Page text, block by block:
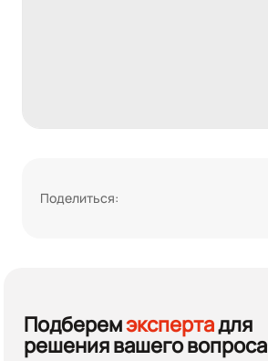
Поделиться:
Подберемэкспертадля
решения вашего вопроса